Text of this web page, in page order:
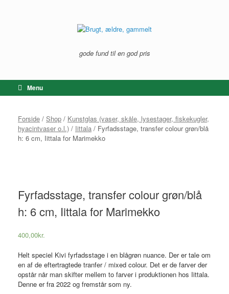
gode fund til en god pris
Menu
Forside / Shop / Kunstglas (vaser, skåle, lysestager, fiskekugler,
hyacintvaser o.l.) / Iittala / Fyrfadsstage, transfer colour grøn/blå
h: 6 cm, Iittala for Marimekko
Fyrfadsstage, transfer colour grøn/blå
h: 6 cm, Iittala for Marimekko
400,00kr.
Helt speciel Kivi fyrfadsstage i en blågrøn nuance. Der er tale om
en af de eftertragtede tranfer / mixed colour. Det er de farver der
opstår når man skifter mellem to farver i produktionen hos Iittala.
Denne er fra 2022 og fremstår som ny.